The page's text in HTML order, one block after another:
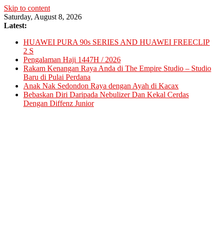
Skip to content
Saturday, August 8, 2026
Latest:
HUAWEI PURA 90s SERIES AND HUAWEI FREECLIP
2 S
Pengalaman Haji 1447H / 2026
Rakam Kenangan Raya Anda di The Empire Studio – Studio
Baru di Pulai Perdana
Anak Nak Sedondon Raya dengan Ayah di Kacax
Bebaskan Diri Daripada Nebulizer Dan Kekal Cerdas
Dengan Diffenz Junior